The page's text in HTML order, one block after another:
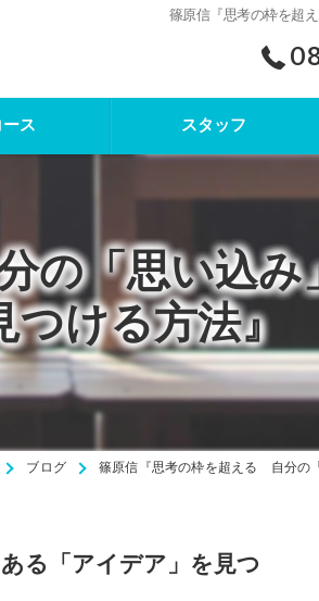
篠原信『思考の枠を超
ス スタッフ
「思い込み
ける方法』
ブログ 篠原信『思考の枠を超える 自分の
る「アイデア」を見つ